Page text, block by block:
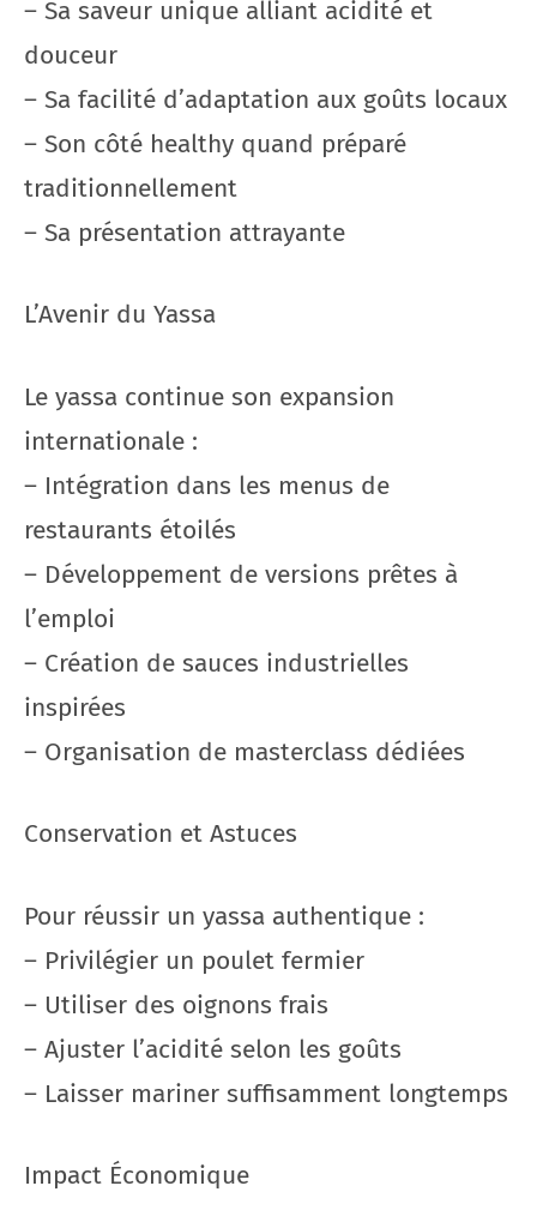
– Sa saveur unique alliant acidité et
douceur
– Sa facilité d’adaptation aux goûts locaux
– Son côté healthy quand préparé
traditionnellement
– Sa présentation attrayante
L’Avenir du Yassa
Le yassa continue son expansion
internationale :
– Intégration dans les menus de
restaurants étoilés
– Développement de versions prêtes à
l’emploi
– Création de sauces industrielles
inspirées
– Organisation de masterclass dédiées
Conservation et Astuces
Pour réussir un yassa authentique :
– Privilégier un poulet fermier
– Utiliser des oignons frais
– Ajuster l’acidité selon les goûts
– Laisser mariner suffisamment longtemps
Impact Économique